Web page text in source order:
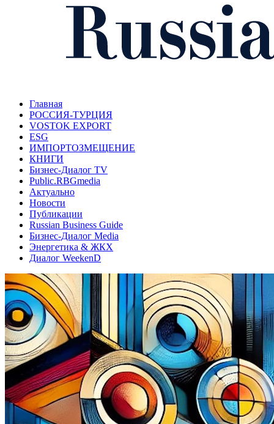
Главная
РОССИЯ-ТУРЦИЯ
VOSTOK EXPORT
ESG
ИМПОРТОЗМЕЩЕНИЕ
КНИГИ
Бизнес-Диалог TV
Public.RBGmedia
Актуально
Новости
Публикации
Russian Business Guide
Бизнес-Диалог Media
Энергетика & ЖКХ
Диалог WeekenD